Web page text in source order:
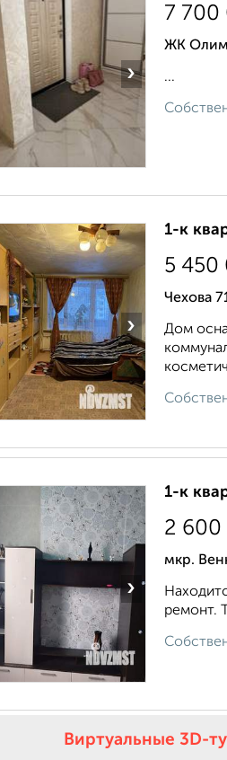
›
7 700
ЖК
...
›
1-к
5 450
Чехова
Дом
›
1-к
2 600
мкр.
ремонт.
Виртуальные 3D-